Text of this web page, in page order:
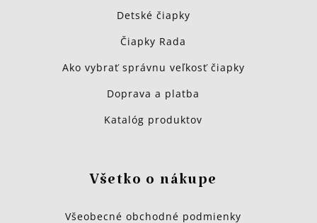
Detské čiapky
Čiapky Rada
Ako vybrať správnu veľkosť čiapky
Doprava a platba
Katalóg produktov
Všetko o nákupe
Všeobecné obchodné podmienky